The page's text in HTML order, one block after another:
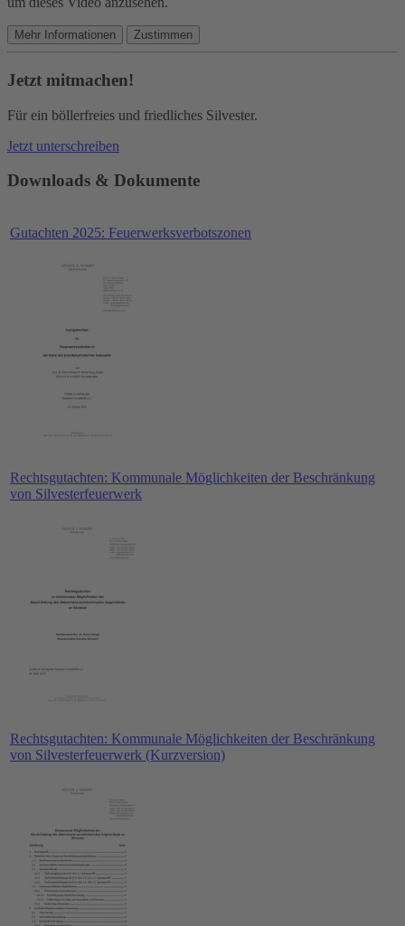
Mehr Informationen Zustimmen
Jetzt mitmachen!
Für ein böllerfreies und friedliches Silvester.
Jetzt unterschreiben
Downloads & Dokumente
Gutachten 2025: Feuerwerksverbotszonen
Rechtsgutachten: Kommunale Möglichkeiten der Beschränkung
von Silvesterfeuerwerk
Rechtsgutachten: Kommunale Möglichkeiten der Beschränkung
von Silvesterfeuerwerk (Kurzversion)